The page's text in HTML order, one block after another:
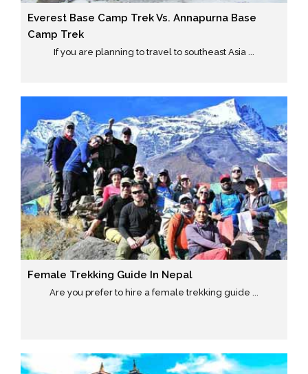
Everest Base Camp Trek Vs. Annapurna Base
Camp Trek
If you are planning to travel to southeast Asia ...
Female Trekking Guide In Nepal
Are you prefer to hire a female trekking guide ...